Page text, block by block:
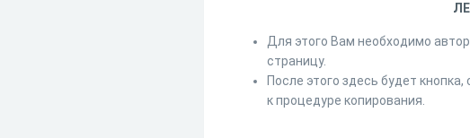
Для этого Вам необходимо
страницу.
После этого здесь будет
к процедуре копирования.